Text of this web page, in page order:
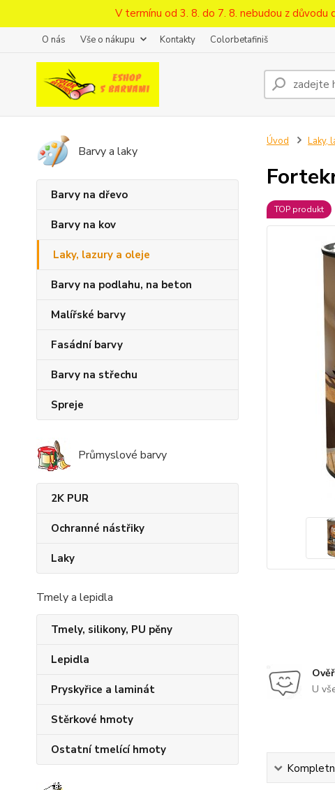
V termínu od 3. 8. do 7. 8. nebudou z
O nás Vše o nákupu Kontakty Colorbetafiniš
Barvy a laky
Barvy na dřevo
Barvy na kov
Laky, lazury a oleje
Barvy na podlahu, na beton
Malířské barvy
Fasádní barvy
Barvy na střechu
Spreje
Průmyslové barvy
2K PUR
Ochranné nástřiky
Laky
Tmely a lepidla
Tmely, silikony, PU pěny
Lepidla
Pryskyřice a laminát
Stěrkové hmoty
Ostatní tmelící hmoty
Úvod Laky,
TOP produkt
U